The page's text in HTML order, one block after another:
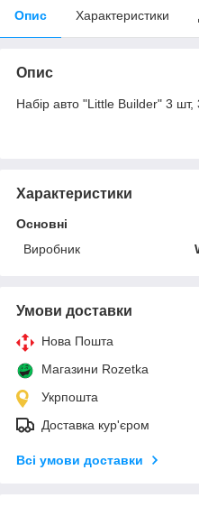
Опис Характеристики
Опис
Набір авто "Little Builder" 3
Характеристики
Основні
Виробник
Умови доставки
Нова Пошта
Магазини Rozetka
Укрпошта
Доставка кур'єром
Всі умови доставки